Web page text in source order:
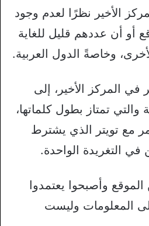
الأخير نظرًا لعدم وجود
أو أن عددهم قليل للغاية
وخاصةً الدول العربية.
المركز الأخير، إلى
والتي تمتاز بطول كلماتها،
مع تويتر الذي يشترط
التغريدة الواحدة.
الموقع وأصبحوا يعتمدوا
المعلومات وليست